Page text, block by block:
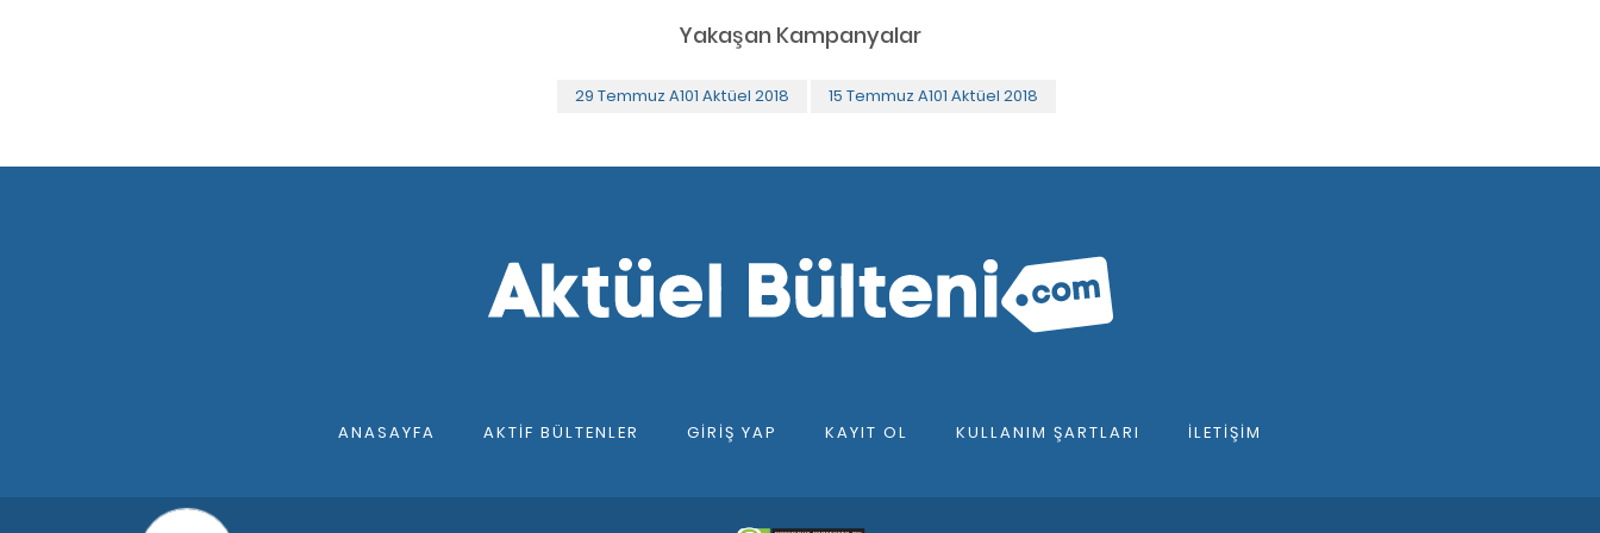
Yakaşan Kampanyalar
29 Temmuz A101 Aktüel 2018 15 Temmuz A101 Aktüel 2018
ANASAYFA AKTIF BÜLTENLER GIRIŞ YAP KAYIT OL KULLANIM ŞARTLARI İLETIŞIM